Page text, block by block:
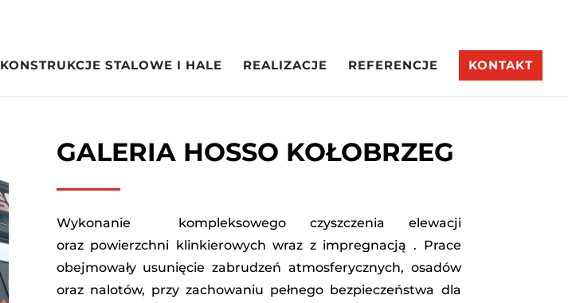
KONSTRUKCJE STALOWE I HALE REALIZACJE REFERENCJE KONTAKT
GALERIA HOSSO KOŁOBRZEG
Wykonanie kompleksowego czyszczenia elewacji
oraz powierzchni klinkierowych wraz z impregnacją . Prace
obejmowały usunięcie zabrudzeń atmosferycznych, osadów
oraz nalotów, przy zachowaniu pełnego bezpieczeństwa dla